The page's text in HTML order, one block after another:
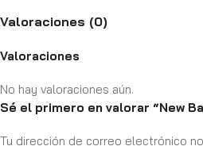
Valoraciones (0)
Valoraciones
No hay valoraciones aún.
Sé el primero en valorar “New
Tu dirección de correo electrónico